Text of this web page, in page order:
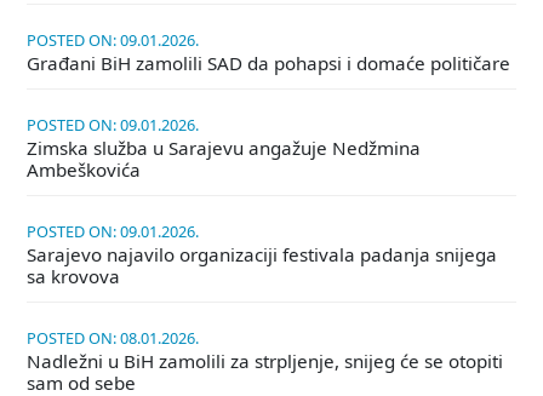
POSTED ON: 09.01.2026.
Građani BiH zamolili SAD da pohapsi i domaće političare
POSTED ON: 09.01.2026.
Zimska služba u Sarajevu angažuje Nedžmina
Ambeškovića
POSTED ON: 09.01.2026.
Sarajevo najavilo organizaciji festivala padanja snijega
sa krovova
POSTED ON: 08.01.2026.
Nadležni u BiH zamolili za strpljenje, snijeg će se otopiti
sam od sebe